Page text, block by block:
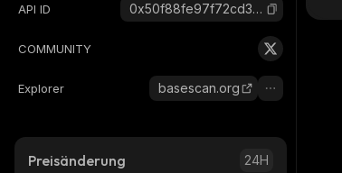
API ID 0x50f88fe97f72cd3e75b9eb4f747f59bceba80d59_base
COMMUNITY
Explorer basescan.org
Preisänderung 24H